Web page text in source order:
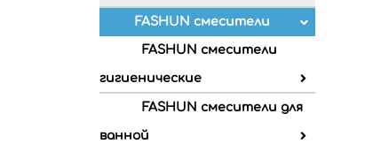
FASHUN смесители
FASHUN смесители
гигиенические
FASHUN смесители для
ванной